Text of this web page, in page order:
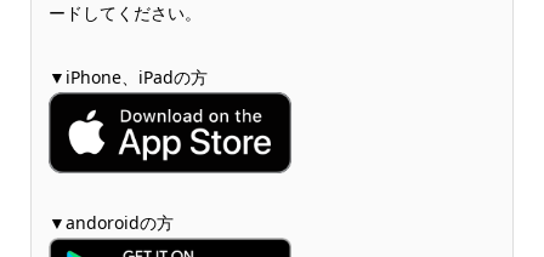
ードしてください。
▼iPhone、iPadの方
▼andoroidの方